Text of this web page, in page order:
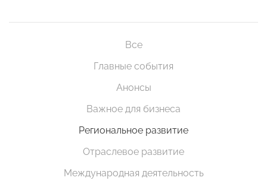
Все
Главные события
Анонсы
Важное для бизнеса
Региональное развитие
Отраслевое развитие
Международная деятельность